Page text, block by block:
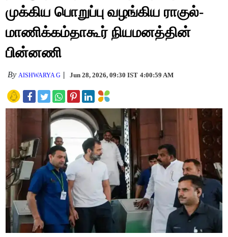
முக்கிய பொறுப்பு வழங்கிய ராகுல்-
மாணிக்கம்தாகூர் நியமனத்தின்
பின்னணி
By AISHWARYA G Jun 28, 2026, 09:30 IST 4:00:59 AM